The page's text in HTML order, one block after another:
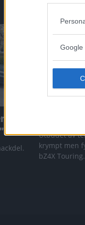
Google
”God
Utbudet av
krympt men
bZ4X